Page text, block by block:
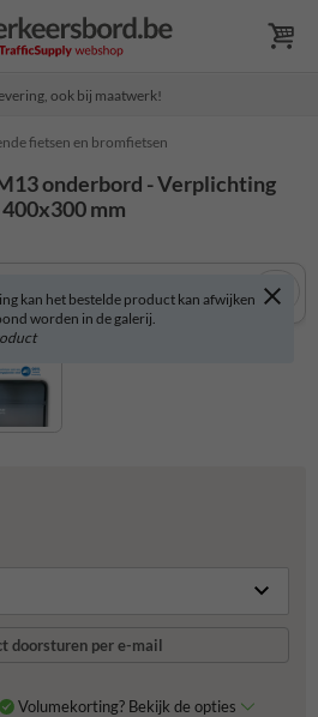
ook bij maatwerk!
fietsen en bromfietsen
onderbord - Verplichting
mm
kan het bestelde product kan afwijken
worden in de galerij.
doorsturen per e-mail
Volumekorting? Bekijk de opties